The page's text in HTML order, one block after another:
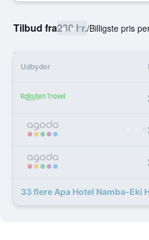
Tilbud fra230 kr./Billigste pris
Udbyder
33 flere Apa Hotel Namba-Eki